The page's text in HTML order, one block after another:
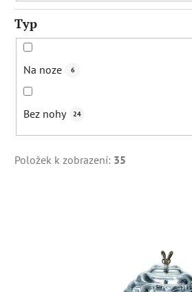
Typ
Na noze 6
Bez nohy 24
Položek k zobrazení: 35